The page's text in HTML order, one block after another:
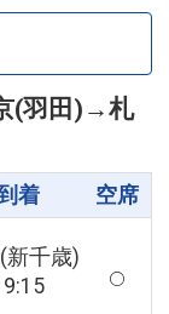
(羽田) →札
着 空席
新千歳)